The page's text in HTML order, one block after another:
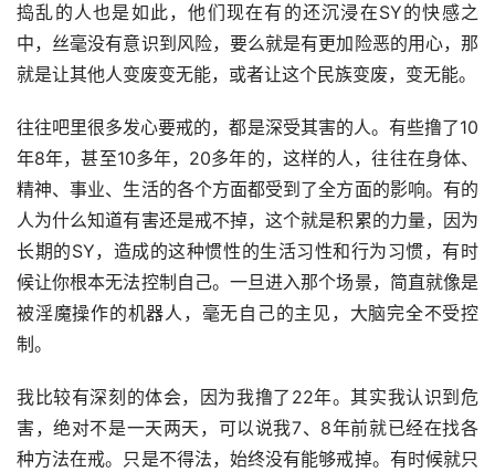
捣乱的人也是如此，他们现在有的还沉浸在SY的快感之
中，丝毫没有意识到风险，要么就是有更加险恶的用心，那
就是让其他人变废变无能，或者让这个民族变废，变无能。
往往吧里很多发心要戒的，都是深受其害的人。有些撸了10
年8年，甚至10多年，20多年的，这样的人，往往在身体、
精神、事业、生活的各个方面都受到了全方面的影响。有的
人为什么知道有害还是戒不掉，这个就是积累的力量，因为
长期的SY，造成的这种惯性的生活习性和行为习惯，有时
候让你根本无法控制自己。一旦进入那个场景，简直就像是
被淫魔操作的机器人，毫无自己的主见，大脑完全不受控
制。
我比较有深刻的体会，因为我撸了22年。其实我认识到危
害，绝对不是一天两天，可以说我7、8年前就已经在找各
种方法在戒。只是不得法，始终没有能够戒掉。有时候就只